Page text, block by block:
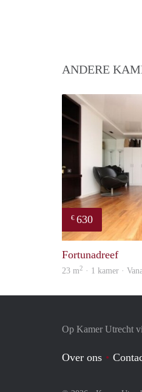
ANDERE
€ 630
Fortunadreef
23 m2 · 1 kamer ·
Op Kamer Utrecht
Over ons